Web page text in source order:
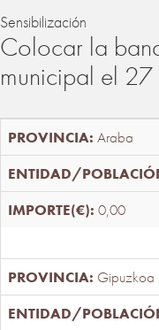
Sensibilización
Colocar la
municipal el
Araba
0,00
Gipuzkoa